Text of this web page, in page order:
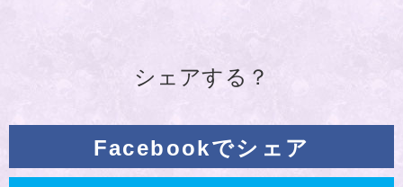
シェアする？
Facebookでシェア